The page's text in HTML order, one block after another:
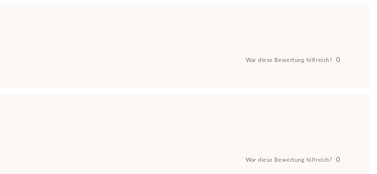
War diese Bewertung hilfreich? 0
War diese Bewertung hilfreich? 0